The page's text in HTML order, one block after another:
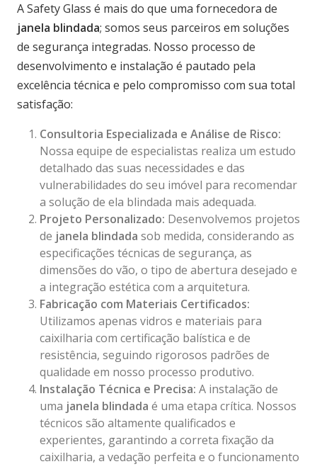
A Safety Glass é mais do que uma fornecedora de
janela blindada; somos seus parceiros em soluções
de segurança integradas. Nosso processo de
desenvolvimento e instalação é pautado pela
excelência técnica e pelo compromisso com sua total
satisfação:
Consultoria Especializada e Análise de Risco:
Nossa equipe de especialistas realiza um estudo
detalhado das suas necessidades e das
vulnerabilidades do seu imóvel para recomendar
a solução de ela blindada mais adequada.
Projeto Personalizado: Desenvolvemos projetos
de janela blindada sob medida, considerando as
especificações técnicas de segurança, as
dimensões do vão, o tipo de abertura desejado e
a integração estética com a arquitetura.
Fabricação com Materiais Certificados:
Utilizamos apenas vidros e materiais para
caixilharia com certificação balística e de
resistência, seguindo rigorosos padrões de
qualidade em nosso processo produtivo.
Instalação Técnica e Precisa: A instalação de
uma janela blindada é uma etapa crítica. Nossos
técnicos são altamente qualificados e
experientes, garantindo a correta fixação da
caixilharia, a vedação perfeita e o funcionamento